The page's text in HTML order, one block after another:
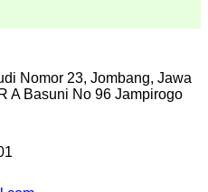
Nomor 23, Jombang, Jawa
A Basuni No 96 Jampirogo